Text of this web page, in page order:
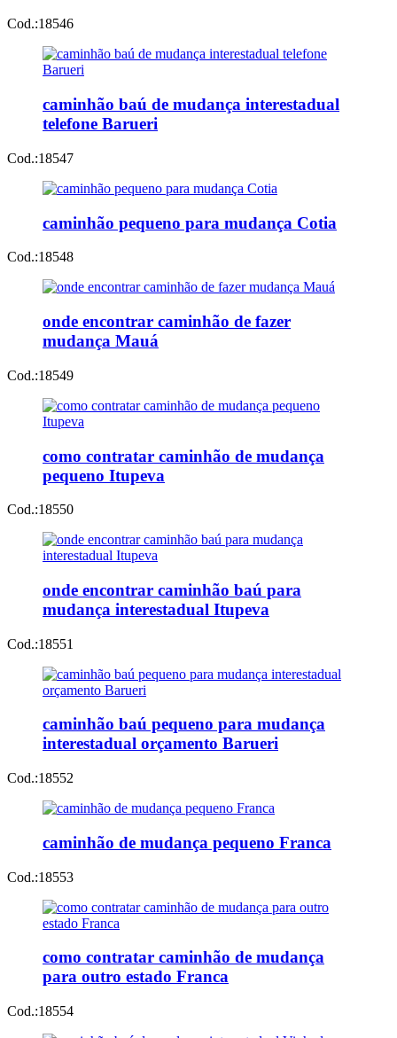
Cod.:18546
caminhão baú de mudança interestadual
telefone Barueri
Cod.:18547
caminhão pequeno para mudança Cotia
Cod.:18548
onde encontrar caminhão de fazer
mudança Mauá
Cod.:18549
como contratar caminhão de mudança
pequeno Itupeva
Cod.:18550
onde encontrar caminhão baú para
mudança interestadual Itupeva
Cod.:18551
caminhão baú pequeno para mudança
interestadual orçamento Barueri
Cod.:18552
caminhão de mudança pequeno Franca
Cod.:18553
como contratar caminhão de mudança
para outro estado Franca
Cod.:18554